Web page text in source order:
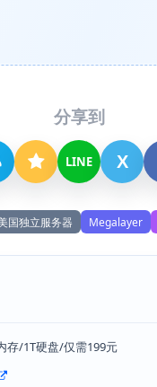
分享到
LINE X
国独立服务器 Megalayer
存/1T硬盘/仅需199元